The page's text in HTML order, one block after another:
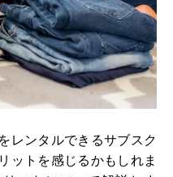
レンタルできるサブスク
ットを感じるかもしれま